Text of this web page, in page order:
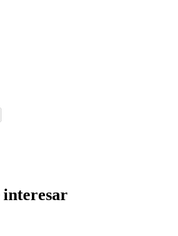
interesar